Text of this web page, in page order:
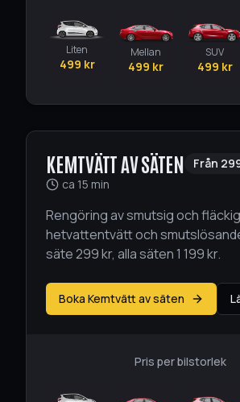
Liten
499 kr
Mellan
499 kr
SUV
499 kr
KEMTVÄTT AV SÄTEN Från
ca 15 min
Rengöring av smutsig och
hetvattentvätt och
säte 299 kr, alla säten 1 199 kr.
Boka Kemtvätt av säten
Pris per bilstorlek